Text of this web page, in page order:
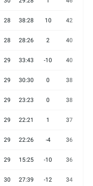
28 38:28 10 42
28 28:26 2 40
29 33:43 -10 40
29 30:30 0 38
29 23:23 0 38
29 22:21 1 37
29 22:26 -4 36
29 15:25 -10 36
30 27:39 -12 34